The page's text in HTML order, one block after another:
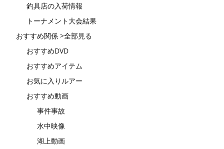
釣具店の入荷情報
トーナメント大会結果
おすすめ関係 >全部見る
おすすめDVD
おすすめアイテム
お気に入りルアー
おすすめ動画
事件事故
水中映像
湖上動画